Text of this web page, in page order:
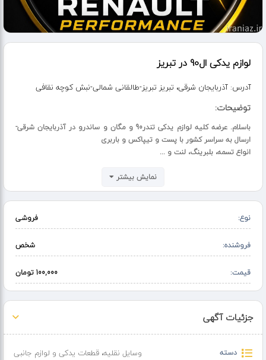
لوازم یدکی ال90 در تبریز
آدرس: آذربایجان شرقی، تبریز تبریز-طالقانی شمالی-نبش کوچه نقافی
توضیحات:
باسلام. عرضه کلیه لوازم یدکی تندر90 و مگان و ساندرو در آذربایجان شرقی-
ارسال به سراسر کشور با پست و تیپاکس و باربری
​​​​​​​انواع تسمه، بلبرینگ، لنت و ...
نمایش بیشتر
نوع: فروشی
فروشنده: شخص
قیمت: 100,000 تومان
جزئیات آگهی
دسته وسایل نقلیه،قطعات یدکی و لوازم جانبی